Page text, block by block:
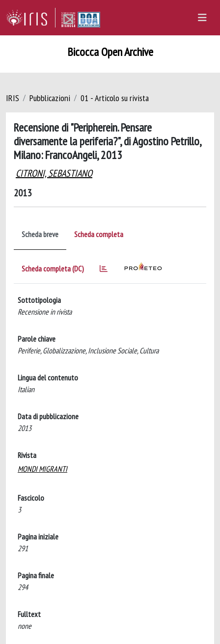
Bicocca Open Archive
IRIS Pubblicazioni 01 - Articolo su rivista
Recensione di "Peripherein. Pensare
diversamente la periferia?", di Agostino Petrillo,
Milano: FrancoAngeli, 2013
CITRONI, SEBASTIANO
2013
Scheda breve Scheda completa
Scheda completa (DC)
Sottotipologia
Recensione in rivista
Parole chiave
Periferie, Globalizzazione, Inclusione Sociale, Cultura
Lingua del contenuto
Italian
Data di pubblicazione
2013
Rivista
MONDI MIGRANTI
Fascicolo
3
Pagina iniziale
291
Pagina finale
294
Fulltext
none